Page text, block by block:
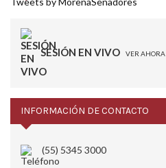
SESIÓN EN VIVO VER AHORA
INFORMACIÓN DE CONTACTO
(55) 5345 3000